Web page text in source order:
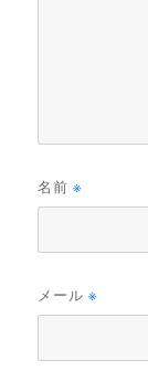
名前※
メール※